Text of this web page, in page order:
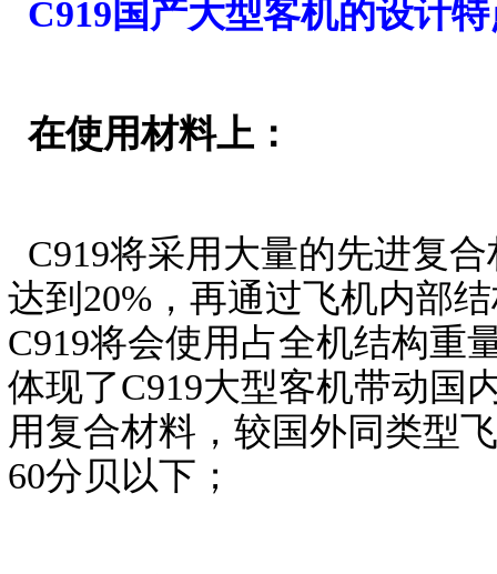
C919国产大型客机的设计
在使用材料上：
C919将采用大量的先进复
达到20%，再通过飞机内部
C919将会使用占全机结构重
体现了C919大型客机带动国
用复合材料，较国外同类型
60分贝以下；